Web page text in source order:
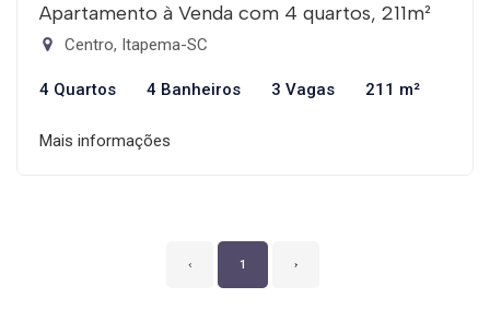
Apartamento à Venda com 4 quartos, 211m²
Centro, Itapema-SC
4 Quartos 4 Banheiros 3 Vagas 211 m²
Mais informações
‹ 1 ›